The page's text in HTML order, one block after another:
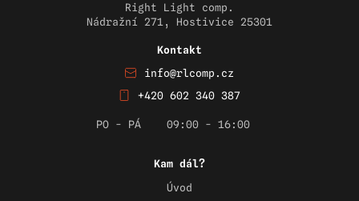
Right Light comp.
Nádražní 271, Hostivice 25301
Kontakt
info@rlcomp.cz
+420 602 340 387
PO - PÁ 09:00 - 16:00
Kam dál?
Úvod